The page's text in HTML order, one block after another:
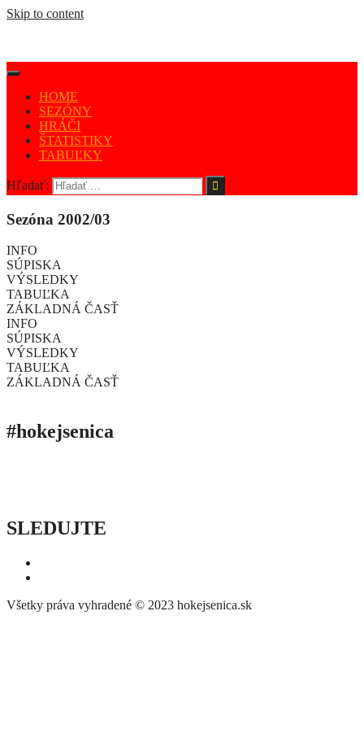
Skip to content
HOME
SEZÓNY
HRÁČI
ŠTATISTIKY
TABUĽKY
Hľadať:
Sezóna 2002/03
INFO
SÚPISKA
VÝSLEDKY
TABUĽKA
ZÁKLADNÁ ČASŤ
INFO
SÚPISKA
VÝSLEDKY
TABUĽKA
ZÁKLADNÁ ČASŤ
#hokejsenica
SLEDUJTE
Všetky práva vyhradené © 2023 hokejsenica.sk